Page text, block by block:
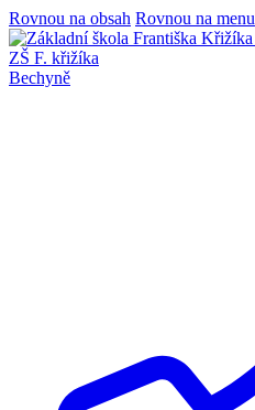
Rovnou na obsah Rovnou na menu
ZŠ F. křižíka
Bechyně